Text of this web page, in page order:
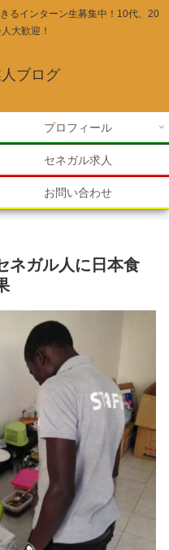
るインターン生募集中！10代、20
大歓迎！
ブログ
プロフィール
セネガル求人
お問い合わせ
ネガル人に日本食